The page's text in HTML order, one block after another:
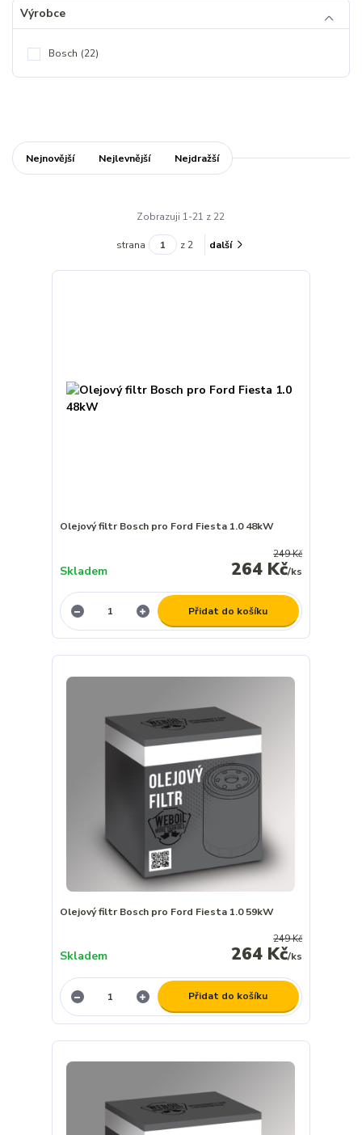
Výrobce
Bosch (22)
Nejnovější Nejlevnější Nejdražší
Zobrazuji 1-21 z 22
strana z 2 další
Olejový filtr Bosch pro Ford Fiesta 1.0 48kW
249 Kč
264 Kč/ks
Skladem
Přidat do košíku
Olejový filtr Bosch pro Ford Fiesta 1.0 59kW
249 Kč
264 Kč/ks
Skladem
Přidat do košíku